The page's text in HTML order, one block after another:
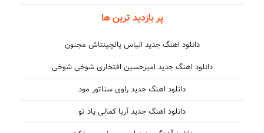
پر بازدید ترین ها
دانلود اهنگ جدید الیاس یالچینتاش مجنون
دانلود اهنگ جدید امیرحسین افتخاری شوخی شوخی
دانلود اهنگ جدید راوی سناتور مود
دانلود اهنگ جدید آریا کمالی یاد تو